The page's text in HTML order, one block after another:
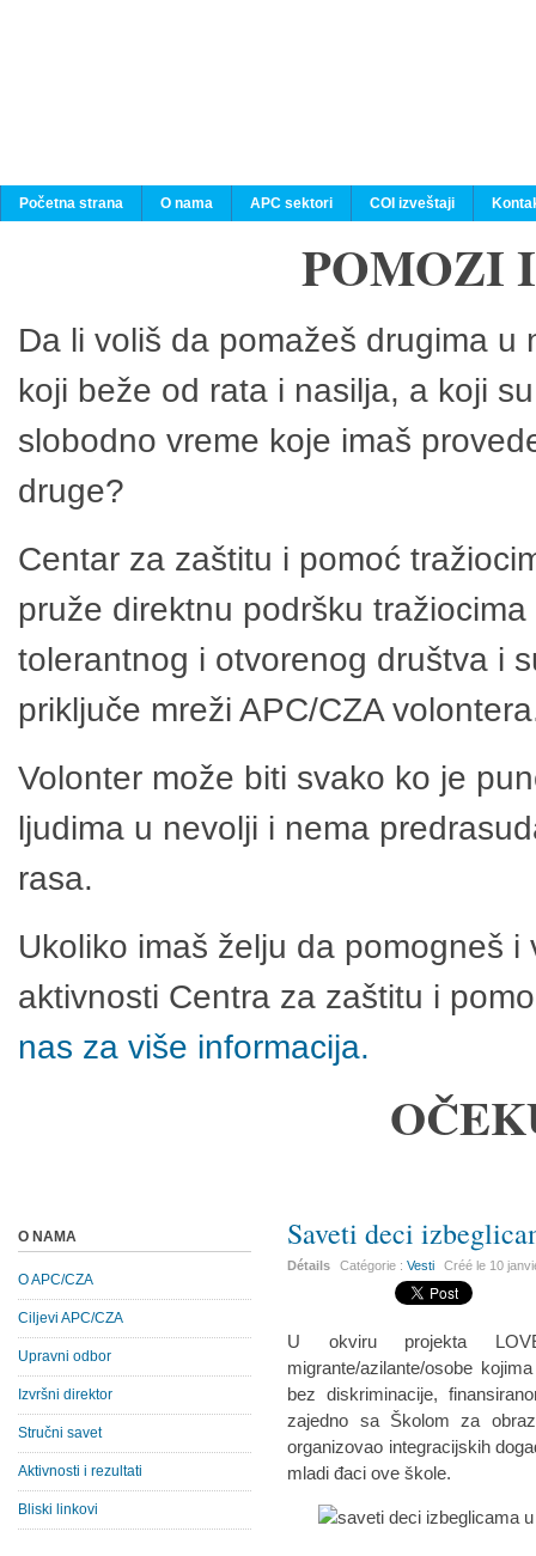
Početna strana O nama APC sektori COI izveštaji
POMOZI
Da li voliš da pomažeš drugima
koji beže od rata i nasilja, a koji
slobodno vreme koje imaš
druge?
Centar za zaštitu i pomoć
pruže direktnu podršku
tolerantnog i otvorenog društva i
priključe mreži APC/CZA
Volonter može biti svako ko je
ljudima u nevolji i nema
rasa.
Ukoliko imaš želju da pomogneš
aktivnosti Centra za zaštitu i
nas za više informacija.
Saveti deci
Détails Catégorie :Vesti Créé le 10
U okviru projekta
migrante/azilante/osobe
bez diskriminacije,
zajedno sa Školom za
organizovao integracijskih
mladi đaci ove škole.
O NAMA
O APC/CZA
Ciljevi APC/CZA
Upravni odbor
Izvršni direktor
Stručni savet
Aktivnosti i rezultati
Bliski linkovi